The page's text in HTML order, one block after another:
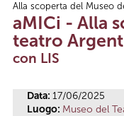
Tu sei qui
Alla scoperta del Museo
aMICi - Alla
teatro
con LIS
Data: 17/06/2025
Luogo: Museo del